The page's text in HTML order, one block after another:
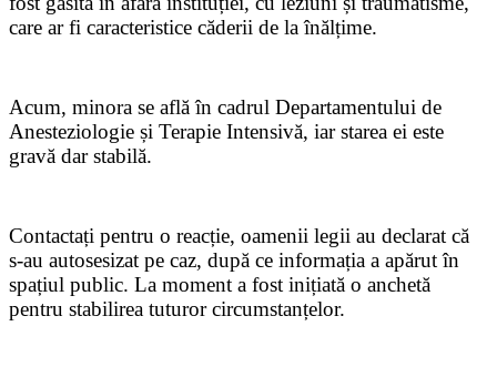
care ar fi caracteristice căderii de la înălțime.
Acum, minora se află în cadrul Departamentului de
Anesteziologie și Terapie Intensivă, iar starea ei este
gravă dar stabilă.
Contactați pentru o reacție, oamenii legii au declarat că
s-au autosesizat pe caz, după ce informația a apărut în
spațiul public. La moment a fost inițiată o anchetă
pentru stabilirea tuturor circumstanțelor.